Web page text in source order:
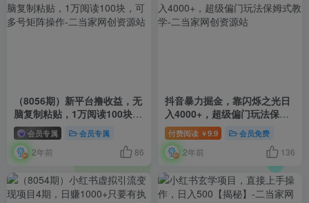
（8056期）新平台撸收益，无
脑复制粘贴，1万阅读100块，
可多号矩阵操作
会员专属 会员专属
2年前 86
抖音暴力掘金，靠闪烁之光日
入4000+，超级偏门玩法保姆
式教学
付费阅读 ￥9.9 会员免费
2年前 136